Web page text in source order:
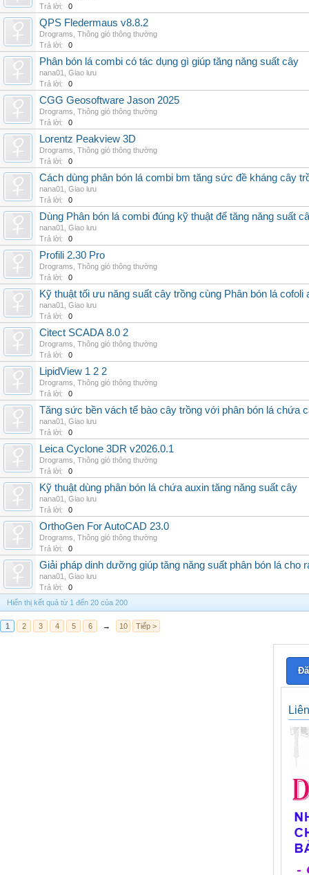
Trả lời:
0
QPS Fledermaus v8.8.2
Drograms Thông gió thông thường
Trả lời:
0
Phân bón lá combi có tác dụng gì giúp tăng năng suất cây
nana01
Giao lưu
Trả lời:
0
CGG Geosoftware Jason 2025
Drograms Thông gió thông thường
Trả lời:
0
Lorentz Peakview 3D
Drograms Thông gió thông thường
Trả lời:
0
Cách dùng phân bón lá combi bm tăng sức đề kháng cây
nana01
Giao lưu
Trả lời:
0
Dùng Phân bón lá combi đúng kỹ thuật để tăng năng suất
nana01
Giao lưu
Trả lời:
0
Profili 2.30 Pro
Drograms Thông gió thông thường
Trả lời:
0
Kỹ thuật tối ưu năng suất cây trồng cùng Phân bón lá cofoli
nana01
Giao lưu
Trả lời:
0
Citect SCADA 8.0 2
Drograms Thông gió thông thường
Trả lời:
0
LipidView 1 2 2
Drograms Thông gió thông thường
Trả lời:
0
Tăng sức bền vách tế bào cây trồng với phân bón lá chứa
nana01
Giao lưu
Trả lời:
0
Leica Cyclone 3DR v2026.0.1
Drograms Thông gió thông thường
Trả lời:
0
Kỹ thuật dùng phân bón lá chứa auxin tăng năng suất cây
nana01
Giao lưu
Trả lời:
0
OrthoGen For AutoCAD 23.0
Drograms Thông gió thông thường
Trả lời:
0
Giải pháp dinh dưỡng giúp tăng năng suất phân bón lá cho
nana01
Giao lưu
Trả lời:
0
Hiển thị kết quả từ 1 đến 20 của 200
1 2 3 4 5 6 → 10 Tiếp >